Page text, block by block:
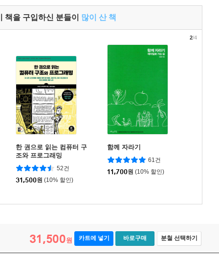
책을 구입하신 분들이 많이 산 책
한 권으로 읽는 컴퓨터 구
조와 프로그래밍
52건
31,500원 (10% 할인)
함께 자라기
61건
11,700원 (10% 할인)
2/4
31,500원 카트에 넣기 바로구매 분철 선택하기